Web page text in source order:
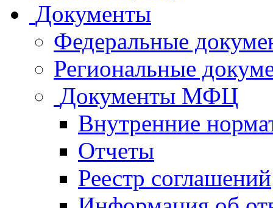
Документы
Федеральные
Региональные
Документы МФЦ
Внутренние
Отчеты
Реестр соглашений